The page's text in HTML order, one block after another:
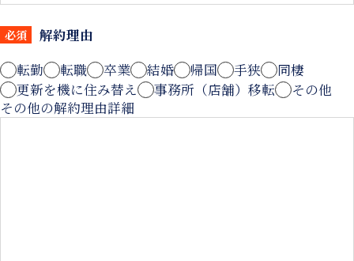
必須
解約理由
転勤
転職 卒業 結婚 帰国 手狭
同棲
更新を機に住み替え
事務所（店舗）移転
その他
その他の解約理由詳細